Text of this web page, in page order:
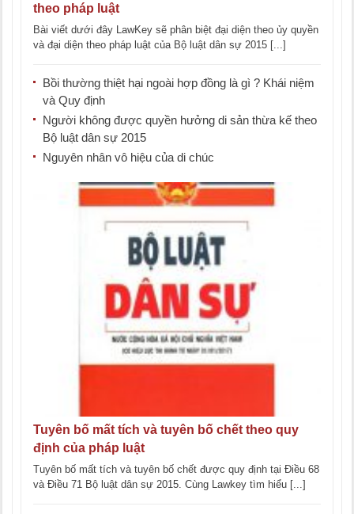
theo pháp luật
Bài viết dưới đây LawKey sẽ phân biệt đại diện theo ủy quyền
và đại diện theo pháp luật của Bộ luật dân sự 2015 [...]
Bồi thường thiệt hại ngoài hợp đồng là gì ? Khái niệm
và Quy định
Người không được quyền hưởng di sản thừa kế theo
Bộ luật dân sự 2015
Nguyên nhân vô hiệu của di chúc
Tuyên bố mất tích và tuyên bố chết theo quy
định của pháp luật
Tuyên bố mất tích và tuyên bố chết được quy định tại Điều 68
và Điều 71 Bộ luật dân sự 2015. Cùng Lawkey tìm hiểu [...]